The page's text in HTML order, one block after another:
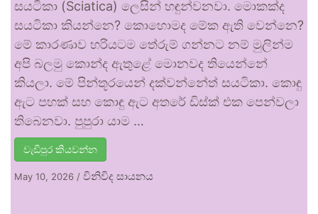
සයටිකා (Sciatica) ලෙසින් හඳුන්වනවා. මොකක්ද
සයටිකා කියන්නෙ? කොහොමද මේක ඇති වෙන්නෙ?
මේ කාරණාව හරියටම තේරුම් ගන්නට නම් මුලින්ම
අපි බලමු කොන්ද ඇතුළේ මොනවද තියෙන්නේ
කියලා. මේ පින්තූරයෙන් දක්වන්නේත් සයටිකා. කොඳු
ඇට පහක් සහ කොඳු ඇට අතරේ ඩිස්ක් එක පෙන්වලා
තිබෙනවා. පුපුරා යාම …
වැඩිපුර කියවන්න
May 10, 2026 / විනිවිද සායනය